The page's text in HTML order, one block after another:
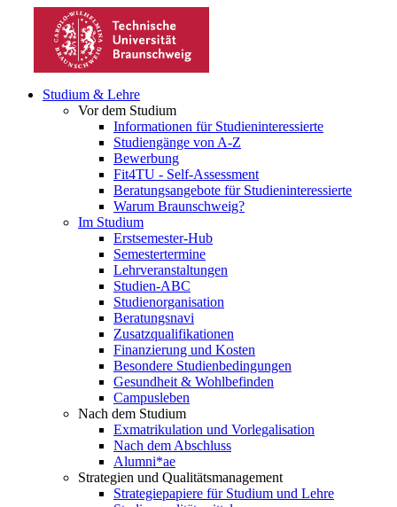
Studium & Lehre
Vor dem Studium
Informationen für Studieninteressierte
Studiengänge von A-Z
Bewerbung
Fit4TU - Self-Assessment
Beratungsangebote für Studieninteressierte
Warum Braunschweig?
Im Studium
Erstsemester-Hub
Semestertermine
Lehrveranstaltungen
Studien-ABC
Studienorganisation
Beratungsnavi
Zusatzqualifikationen
Finanzierung und Kosten
Besondere Studienbedingungen
Gesundheit & Wohlbefinden
Campusleben
Nach dem Studium
Exmatrikulation und Vorlegalisation
Nach dem Abschluss
Alumni*ae
Strategien und Qualitätsmanagement
Strategiepapiere für Studium und Lehre